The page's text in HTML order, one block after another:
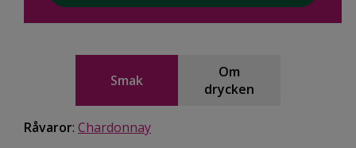
Smak
Om
drycken
Råvaror: Chardonnay